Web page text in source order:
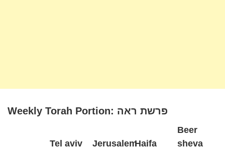
Weekly Torah Portion: פרשת ראה
Tel aviv
JerusalemHaifa
Beer
sheva